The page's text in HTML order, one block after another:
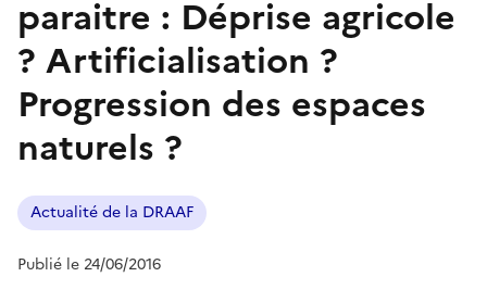
paraitre : Déprise agricole
? Artificialisation ?
Progression des espaces
naturels ?
Actualité de la DRAAF
Publié le 24/06/2016